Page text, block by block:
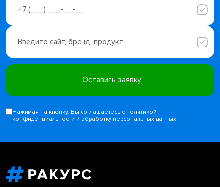
Нажимая на кнопку, Вы соглашаетесь с политикой
конфиденциальности и обработку персональных данных